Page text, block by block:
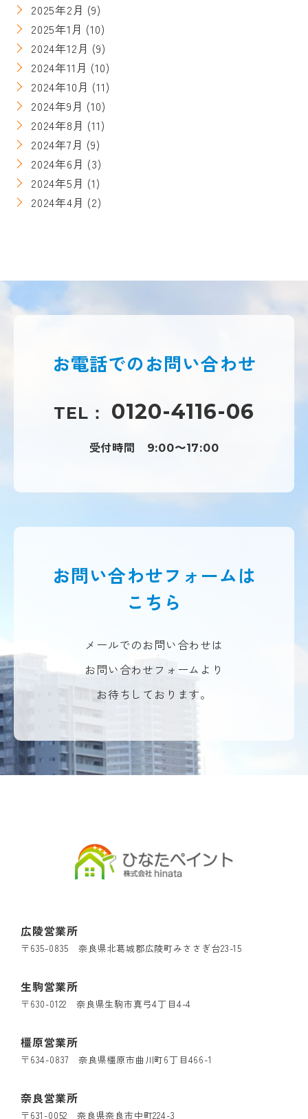
2025年2月 (9)
2025年1月 (10)
2024年12月 (9)
2024年11月 (10)
2024年10月 (11)
2024年9月 (10)
2024年8月 (11)
2024年7月 (9)
2024年6月 (3)
2024年5月 (1)
2024年4月 (2)
お電話でのお問い合わせ
TEL： 0120-4116-06
受付時間 9:00〜17:00
お問い合わせフォームは
こちら
メールでのお問い合わせは
お問い合わせフォームより
お待ちしております。
広陵営業所
〒635-0835 奈良県北葛城郡広陵町みささぎ台23-15
奈良営業所
〒631-0052 奈良県奈良市中町224-3
生駒営業所
〒630-0122 奈良県生駒市真弓4丁目4-4
橿原営業所
〒634-0837 奈良県橿原市曲川町6丁目466-1